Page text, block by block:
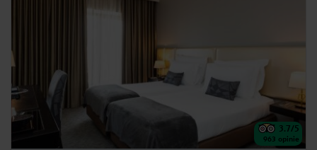
3.7/5
963 opinie